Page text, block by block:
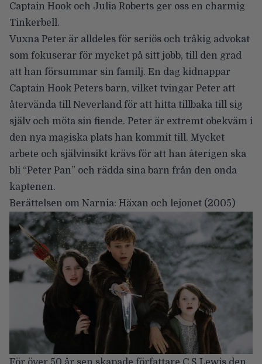
Captain Hook och Julia Roberts ger oss en charmig
Tinkerbell.
Vuxna Peter är alldeles för seriös och tråkig advokat
som fokuserar för mycket på sitt jobb, till den grad
att han försummar sin familj. En dag kidnappar
Captain Hook Peters barn, vilket tvingar Peter att
återvända till Neverland för att hitta tillbaka till sig
själv och möta sin fiende. Peter är extremt obekväm i
den nya magiska plats han kommit till. Mycket
arbete och självinsikt krävs för att han återigen ska
bli “Peter Pan” och rädda sina barn från den onda
kaptenen.
Berättelsen om Narnia: Häxan och lejonet (2005)